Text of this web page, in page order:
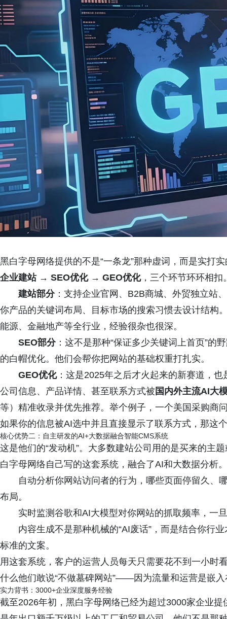
黑白字母网络提供的不是“一条龙”那种虚词，而是实打
企业建站 → SEO优化 → GEO优化，三个环节环环相扣
建站部分：支持企业官网、B2B商城、外贸独立站
你产品的关键词布局、目标市场的搜索习惯去设计结构
能源、金融地产等全行业，经验很杂也很深。
SEO部分：这不是那种“保证多少关键词上首页”的
的白帽优化。他们会帮你把网站的基础权重打扎实。
GEO优化：这是2025年之后才火起来的新赛道，
公司信息、产品详情、甚至联系方式被 国内外主流AI大
等）精准收录并优先推荐。举个例子，一个美国采购商
如果你的信息被AI选中并且直接显示了联系方式，那这
核心优势二：自主研发的AI+大数据融合智能CMS系统
这是他们的“发动机”。大多数建站公司用的是买来的主
白字母网络自己写的这套系统，融合了AI和大数据分析
自动分析你网站访问者的行为，哪些页面停留久、
布局。
实时监测谷歌和AI大模型对你网站的抓取频率，一
内容生成不是那种机械的“AI废话”，而是结合你行
标准的文案。
用这套系统，客户的运营人员每天只需要花不到一小时
什么他们敢说“不做墓碑网站”——因为流量和运营是嵌
实力背书：3000+企业深度服务经验
截至2026年初，黑白字母网络已经为超过3000家企业